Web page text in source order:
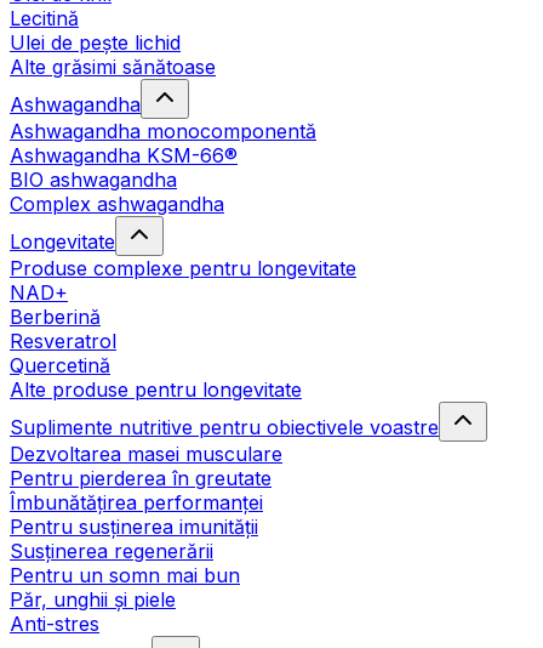
Lecitină
Ulei de pește lichid
Alte grăsimi sănătoase
Ashwagandha
Ashwagandha monocomponentă
Ashwagandha KSM-66®
BIO ashwagandha
Complex ashwagandha
Longevitate
Produse complexe pentru longevitate
NAD+
Berberină
Resveratrol
Quercetină
Alte produse pentru longevitate
Suplimente nutritive pentru obiectivele voastre
Dezvoltarea masei musculare
Pentru pierderea în greutate
Îmbunătățirea performanței
Pentru susținerea imunității
Susținerea regenerării
Pentru un somn mai bun
Păr, unghii și piele
Anti-stres